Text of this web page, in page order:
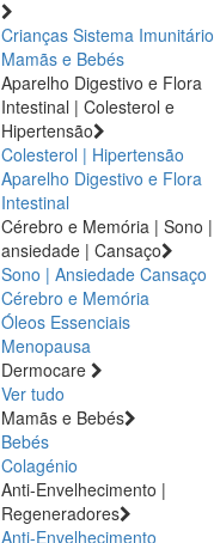
Crianças Sistema Imunitário
Mamãs e Bebés
Aparelho Digestivo e Flora
Intestinal | Colesterol e
Hipertensão
Colesterol | Hipertensão
Aparelho Digestivo e Flora
Intestinal
Cérebro e Memória | Sono |
ansiedade | Cansaço
Sono | Ansiedade Cansaço
Cérebro e Memória
Óleos Essenciais
Menopausa
Dermocare
Ver tudo
Mamãs e Bebés
Bebés
Colagénio
Anti-Envelhecimento |
Regeneradores
Anti-Envelhecimento